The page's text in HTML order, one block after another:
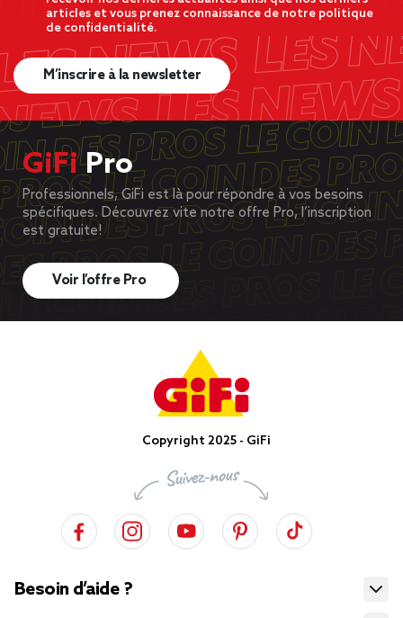
articles et vous prenez connaissance de notre politique
de confidentialité.
M’inscrire à la newsletter
GiFiPro
Professionnels, GiFi est là pour répondre à vos besoins
spécifiques. Découvrez vite notre offre Pro, l’inscription
est gratuite!
Voir l’offre Pro
Copyright 2025 - GiFi
Besoin d’aide ?